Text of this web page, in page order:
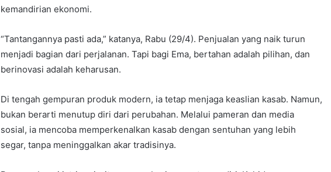
kemandirian ekonomi.
“Tantangannya pasti ada,” katanya, Rabu (29/4). Penjualan yang naik turun
menjadi bagian dari perjalanan. Tapi bagi Ema, bertahan adalah pilihan, dan
berinovasi adalah keharusan.
Di tengah gempuran produk modern, ia tetap menjaga keaslian kasab. Namun,
bukan berarti menutup diri dari perubahan. Melalui pameran dan media
sosial, ia mencoba memperkenalkan kasab dengan sentuhan yang lebih
segar, tanpa meninggalkan akar tradisinya.